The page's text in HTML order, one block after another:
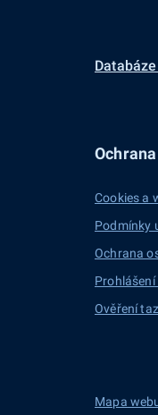
Cookies a
Podmínky
Ochrana
Ověření
Mapa